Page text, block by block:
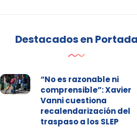
Destacados en Portada
“No es razonable ni
comprensible”: Xavier
Vanni cuestiona
recalendarización del
traspaso a los SLEP